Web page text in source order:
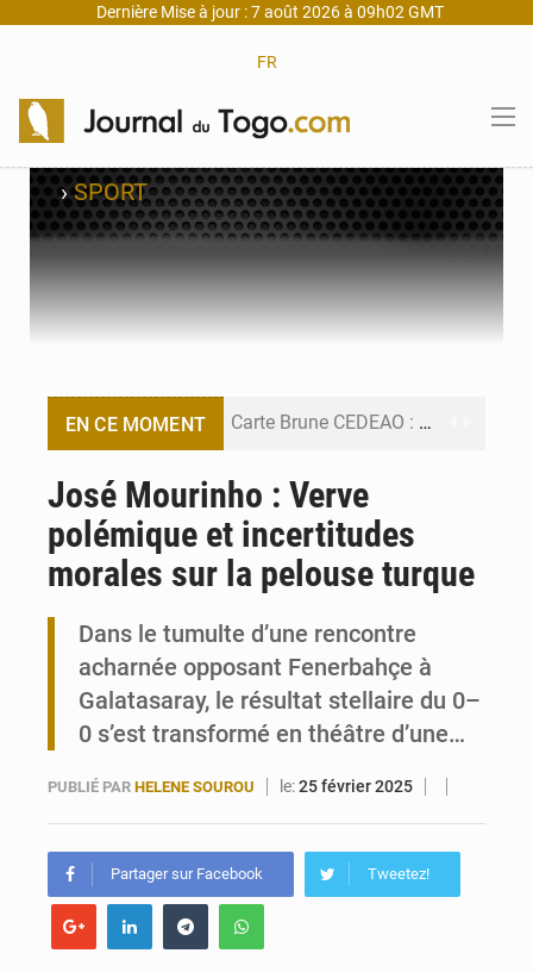
Dernière Mise à jour : 7 août 2026 à 09h02 GMT
FR
›SPORT
EN CE MOMENT Carte Brune CEDEAO : Lomé mise sur la digitalisation des sinistres
Budget vert 2027 : Le ministère de l’Économie forme ses cadres à Lomé
Travail domestique non rémunéré : à Saly, l’Afrique veut en mesurer la valeur
José Mourinho : Verve
polémique et incertitudes
morales sur la pelouse turque
Dans le tumulte d’une rencontre
acharnée opposant Fenerbahçe à
Galatasaray, le résultat stellaire du 0–
0 s’est transformé en théâtre d’une…
PUBLIÉ PAR HELENE SOUROU le:25 février 2025
Partager sur Facebook Tweetez!